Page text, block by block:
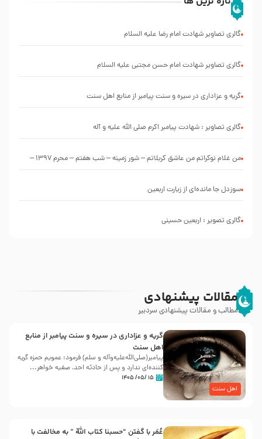
گالری تصاویر شهادت امام رضا علیه السلام
گالری تصاویر شهادت امام حسن مجتبی علیه السلام
گریه و عزاداری در سیره و سنت پیامبر از منابع اهل سنت
گالری تصاویر : شهادت پیامبر اکرم صلی الله علیه و آله
من غلام نوکراتم من عاشق کربلاتم – شور زمینه – شب هفتم – محرم 1397 –
سوزدل جا مانده‌ای از زیارت اربعین
گالری تصویر : اربعین حسینی
مقالات پیشنهادی
مطالب و مقالات پیشنهادی سردبیر
اهل سنت
گریه و عزاداری در سیره و سنت پیامبر از منابع
اهل سنت
پیامبر(صلی‌الله‌علیه‌وآله و سلم) فرمود: عمویم حمزه گریه
کننده‌ای ندارد و پس از حادثه احد، صفیه خواهر...
۱۵ /۰۵/ ۱۴۰۵
عُمَر با گفتن “حسبنا كتاب اللّه ” به مخالفت با